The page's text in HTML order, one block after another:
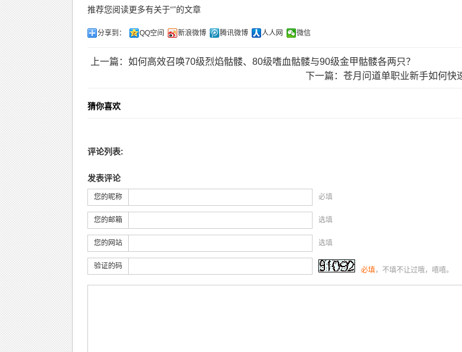
推荐您阅读更多有关于“”的文章
分享到： QQ空间 新浪微博 腾讯微博 人人网 微信
上一篇：如何高效召唤70级烈焰骷髅、80级嗜血骷髅与90级金甲骷髅各两只？
下一篇：苍月问道单职业新手如何快
猜你喜欢
评论列表:
发表评论
您的昵称 必填
您的邮箱 选填
您的网站 选填
验证的码 必填，不填不让过哦，嘻嘻。